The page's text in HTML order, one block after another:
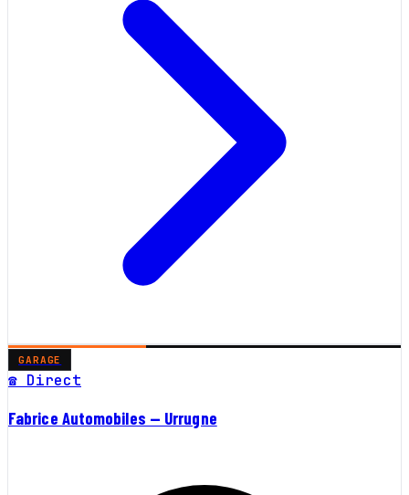
GARAGE
☎ Direct
Fabrice Automobiles — Urrugne